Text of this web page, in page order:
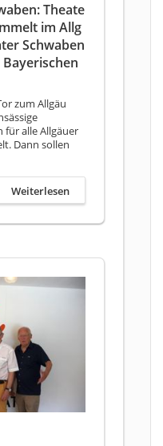
Theate
im Allg
Schwaben
zum Allgäu
für alle Allgäuer
Dann sollen
Weiterlesen